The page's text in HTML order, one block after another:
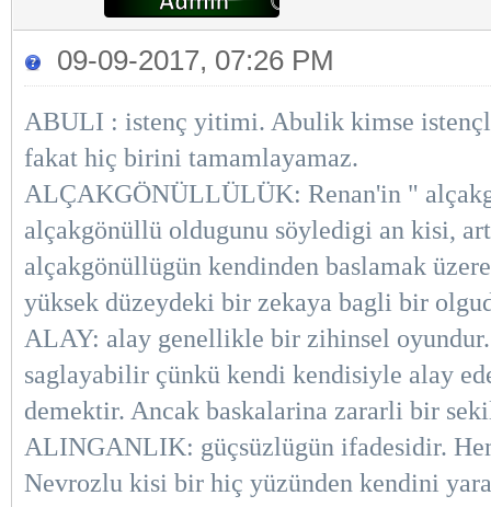
09-09-2017, 07:26 PM
ABULI : istenç yitimi. Abulik kimse
fakat hiç birini tamamlayamaz.
ALÇAKGÖNÜLLÜLÜK: Renan'in "
alçakgönüllü oldugunu söyledigi an kisi,
alçakgönüllügün kendinden baslamak
yüksek düzeydeki bir zekaya bagli bir
ALAY: alay genellikle bir zihinsel
saglayabilir çünkü kendi kendisiyle alay
demektir. Ancak baskalarina zararli bir
ALINGANLIK: güçsüzlügün ifadesidir.
Nevrozlu kisi bir hiç yüzünden kendini